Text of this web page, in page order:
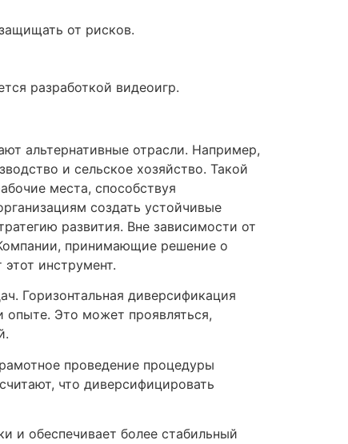
от рисков.
разработкой видеоигр.
альтернативные отрасли. Например,
и сельское хозяйство. Такой
места, способствуя
создать устойчивые
развития. Вне зависимости от
принимающие решение о
инструмент.
Горизонтальная диверсификация
опыте. Это может проявляться,
проведение процедуры
что диверсифицировать
и обеспечивает более стабильный